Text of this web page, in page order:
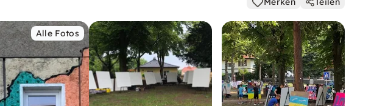
Alle Fotos